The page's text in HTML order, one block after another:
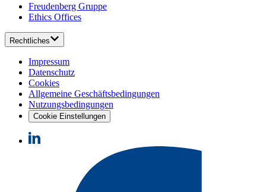
Freudenberg Gruppe
Ethics Offices
Rechtliches
Impressum
Datenschutz
Cookies
Allgemeine Geschäftsbedingungen
Nutzungsbedingungen
Cookie Einstellungen